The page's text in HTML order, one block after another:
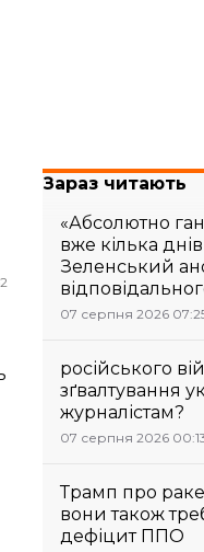
Зараз читають
«Абсолютно
вже кілька
Зеленський
07 серпня 2026
російського
зґвалтування
журналістам?
07 серпня 2026
Трамп про
вони також
дефіцит ППО